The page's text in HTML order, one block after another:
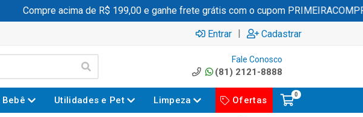
Compre acima de R$ 199,00 e ganhe frete grátis com o cupom PRIMEIRACOMPRA
Entrar | Cadastrar
Fale Conosco
(81) 2121-8888
Utilidades e Pet Limpeza Ofertas
0